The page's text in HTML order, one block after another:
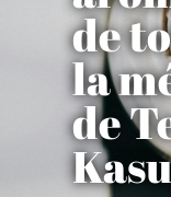
de
la
de